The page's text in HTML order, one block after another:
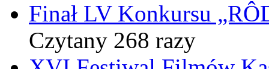
Finał LV Konkursu
Czytany 268 razy